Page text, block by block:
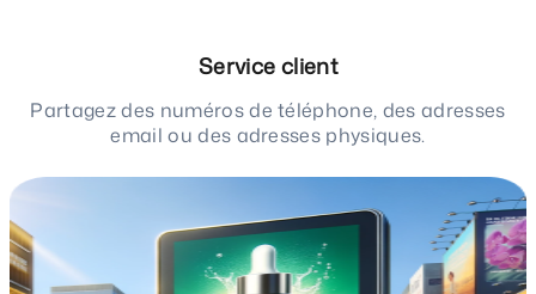
Service client
Partagez des numéros de téléphone, des adresses
email ou des adresses physiques.